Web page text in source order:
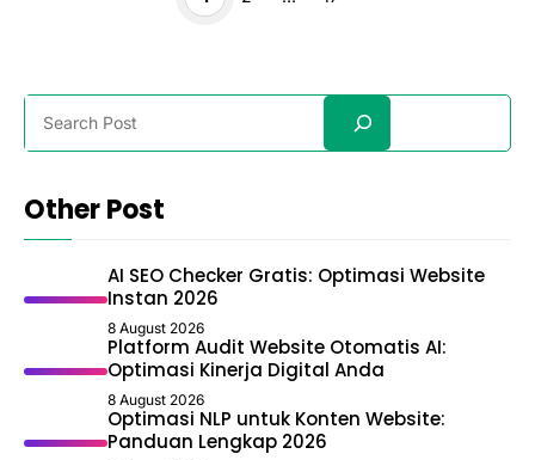
Search
Other Post
AI SEO Checker Gratis: Optimasi Website
Instan 2026
8 August 2026
Platform Audit Website Otomatis AI:
Optimasi Kinerja Digital Anda
8 August 2026
Optimasi NLP untuk Konten Website:
Panduan Lengkap 2026